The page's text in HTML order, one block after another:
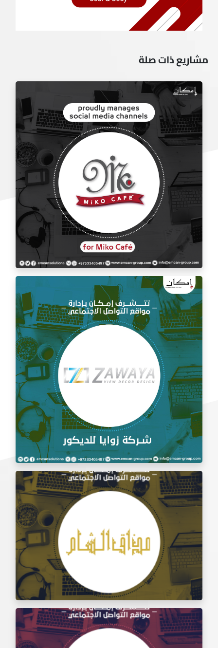
مشاريع ذات صلة
إدارة السوشيال ميديا لمقهى ميكو كافيه
إدارة السوشيال ميديا شركة زوايا للديكور